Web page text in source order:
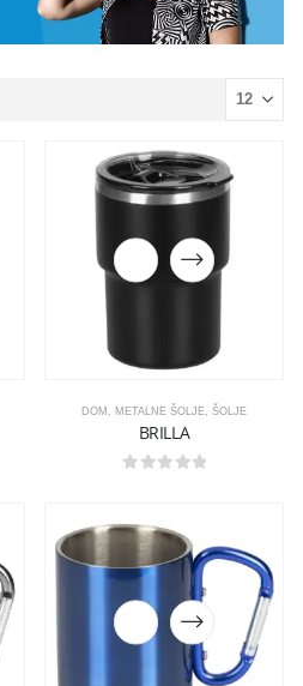
DOM METALNE ŠOLJE ŠOLJE
BRILLA